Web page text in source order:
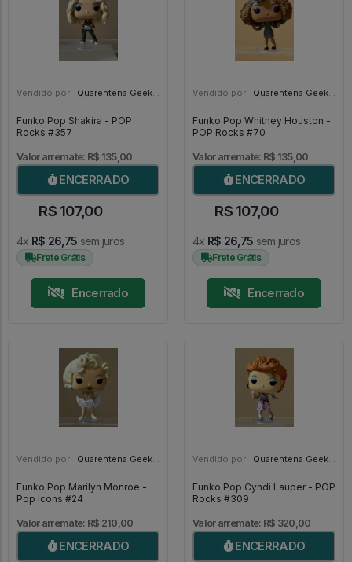
Vendido por: Quarentena Geek Store - SP
Funko Pop Shakira - POP
Rocks #357
Valor arremate: R$ 135,00
ENCERRADO
R$ 107,00
4x R$ 26,75 sem juros
Frete Grátis
Encerrado
Vendido por: Quarentena Geek Store - SP
Funko Pop Whitney Houston -
POP Rocks #70
Valor arremate: R$ 135,00
ENCERRADO
R$ 107,00
4x R$ 26,75 sem juros
Frete Grátis
Encerrado
Vendido por: Quarentena Geek Store - SP
Funko Pop Marilyn Monroe -
Pop Icons #24
Valor arremate: R$ 210,00
ENCERRADO
Vendido por: Quarentena Geek Store - SP
Funko Pop Cyndi Lauper - POP
Rocks #309
Valor arremate: R$ 320,00
ENCERRADO